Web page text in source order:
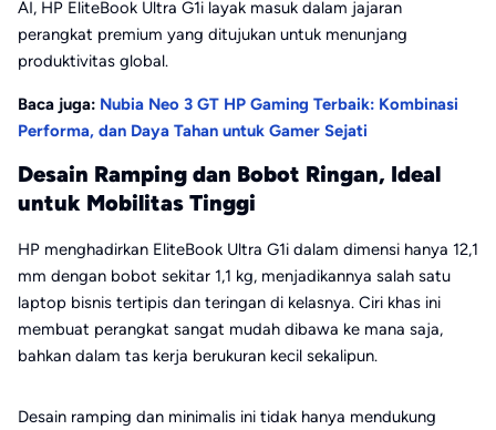
AI, HP EliteBook Ultra G1i layak masuk dalam jajaran
perangkat premium yang ditujukan untuk menunjang
produktivitas global.
Baca juga: Nubia Neo 3 GT HP Gaming Terbaik: Kombinasi
Performa, dan Daya Tahan untuk Gamer Sejati
Desain Ramping dan Bobot Ringan, Ideal
untuk Mobilitas Tinggi
HP menghadirkan EliteBook Ultra G1i dalam dimensi hanya 12,1
mm dengan bobot sekitar 1,1 kg, menjadikannya salah satu
laptop bisnis tertipis dan teringan di kelasnya. Ciri khas ini
membuat perangkat sangat mudah dibawa ke mana saja,
bahkan dalam tas kerja berukuran kecil sekalipun.
Desain ramping dan minimalis ini tidak hanya mendukung